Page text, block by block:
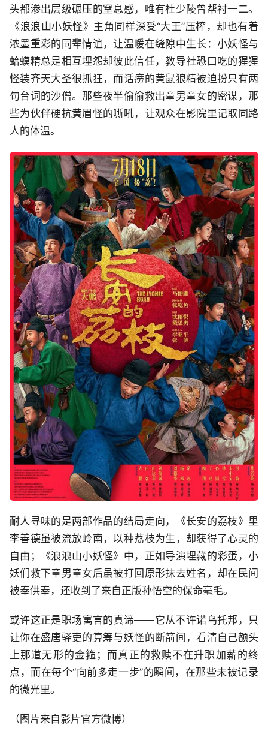
头都渗出层级碾压的窒息感，唯有杜少陵曾帮衬一二。
《浪浪山小妖怪》主角同样深受“大王”压榨，却也有着
浓墨重彩的同辈情谊，让温暖在缝隙中生长：小妖怪与
蛤蟆精总是相互埋怨却彼此信任，教导社恐口吃的猩猩
怪装齐天大圣很抓狂，而话痨的黄鼠狼精被迫扮只有两
句台词的沙僧。那些夜半偷偷救出童男童女的密谋，那
些为伙伴硬抗黄眉怪的嘶吼，让观众在影院里记取同路
人的体温。
耐人寻味的是两部作品的结局走向，《长安的荔枝》里
李善德虽被流放岭南，以种荔枝为生，却获得了心灵的
自由；《浪浪山小妖怪》中，正如导演埋藏的彩蛋，小
妖们救下童男童女后虽被打回原形抹去姓名，却在民间
被奉供奉，还收到了来自正版孙悟空的保命毫毛。
或许这正是职场寓言的真谛——它从不许诺乌托邦，只
让你在盛唐驿吏的算筹与妖怪的断箭间，看清自己额头
上那道无形的金箍；而真正的救赎不在升职加薪的终
点，而在每个“向前多走一步”的瞬间，在那些未被记录
的微光里。
（图片来自影片官方微博）